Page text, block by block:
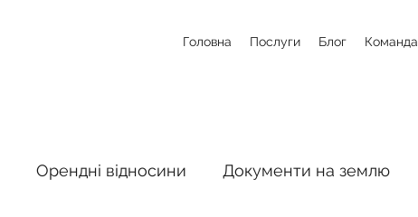
Головна Послуги Блог Команда
Орендні відносини Документи на землю